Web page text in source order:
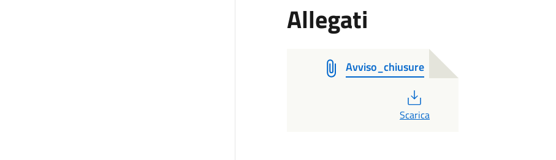
Allegati
Avviso_chiusure
Scarica